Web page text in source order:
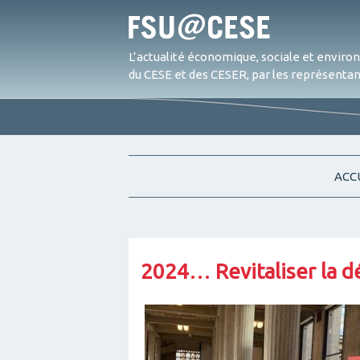
L’actualité économique, sociale et
du CESE et des CESER, par les
2024… Revitaliser la